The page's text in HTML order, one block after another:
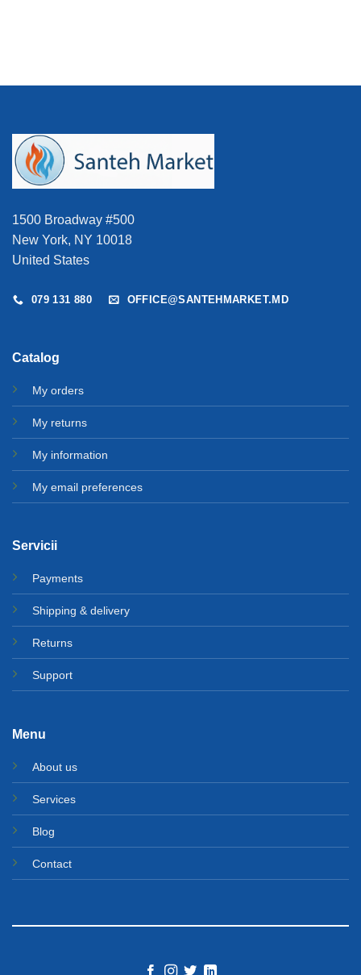
1500 Broadway #500
New York, NY 10018
United States
079 131 880 OFFICE@SANTEHMARKET.MD
Catalog
My orders
My returns
My information
My email preferences
Servicii
Payments
Shipping & delivery
Returns
Support
Menu
About us
Services
Blog
Contact